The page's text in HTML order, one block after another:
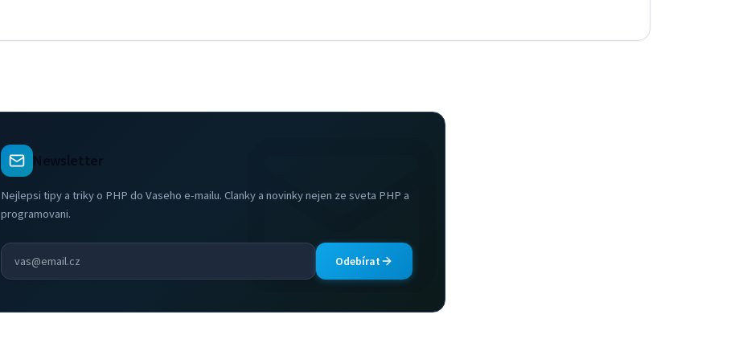
Newsletter
Nejlepsi tipy a triky o PHP do Vaseho e-mailu. Clanky a novinky nejen ze sveta PHP a
programovani.
Odebírat